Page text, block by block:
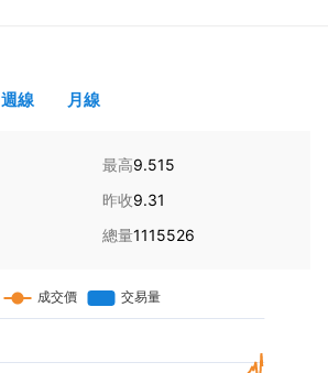
週線 月線
最高9.515
昨收9.31
總量1115526